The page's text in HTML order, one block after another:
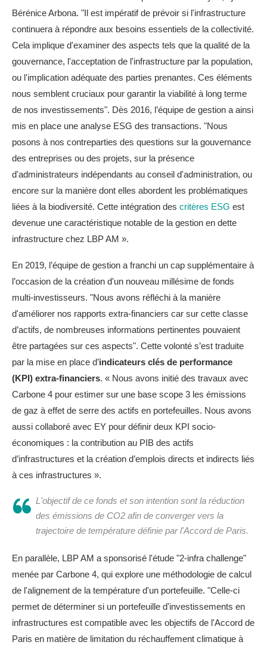
Bérénice Arbona. "Il est impératif de prévoir si l'infrastructure
continuera à répondre aux besoins essentiels de la collectivité.
Cela implique d'examiner des aspects tels que la qualité de la
gouvernance, l'acceptation de l'infrastructure par la population,
ou l'implication adéquate des parties prenantes. Ces éléments
nous semblent cruciaux pour garantir la viabilité à long terme
de nos investissements". Dès 2016, l’équipe de gestion a ainsi
mis en place une analyse ESG des transactions. "Nous
posons à nos contreparties des questions sur la gouvernance
des entreprises ou des projets, sur la présence
d'administrateurs indépendants au conseil d'administration, ou
encore sur la manière dont elles abordent les problématiques
liées à la biodiversité. Cette intégration des critères ESG est
devenue une caractéristique notable de la gestion en dette
infrastructure chez LBP AM ».
En 2019, l’équipe de gestion a franchi un cap supplémentaire à
l’occasion de la création d'un nouveau millésime de fonds
multi-investisseurs. "Nous avons réfléchi à la manière
d'améliorer nos rapports extra-financiers car sur cette classe
d’actifs, de nombreuses informations pertinentes pouvaient
être partagées sur ces aspects". Cette volonté s’est traduite
par la mise en place d’indicateurs clés de performance
(KPI) extra-financiers. « Nous avons initié des travaux avec
Carbone 4 pour estimer sur une base scope 3 les émissions
de gaz à effet de serre des actifs en portefeuilles. Nous avons
aussi collaboré avec EY pour définir deux KPI socio-
économiques : la contribution au PIB des actifs
d’infrastructures et la création d’emplois directs et indirects liés
à ces infrastructures ».
L'objectif de ce fonds et son intention sont la réduction
des émissions de CO2 afin de converger vers la
trajectoire de température définie par l'Accord de Paris.
En parallèle, LBP AM a sponsorisé l'étude "2-infra challenge"
menée par Carbone 4, qui explore une méthodologie de calcul
de l'alignement de la température d'un portefeuille. "Celle-ci
permet de déterminer si un portefeuille d'investissements en
infrastructures est compatible avec les objectifs de l'Accord de
Paris en matière de limitation du réchauffement climatique à